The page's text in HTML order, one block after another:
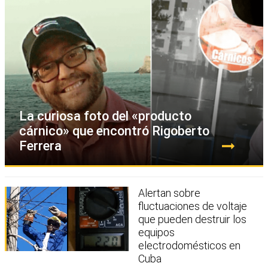
La curiosa foto del «producto
cárnico» que encontró Rigoberto
Ferrera
Alertan sobre
fluctuaciones de voltaje
que pueden destruir los
equipos
electrodomésticos en
Cuba